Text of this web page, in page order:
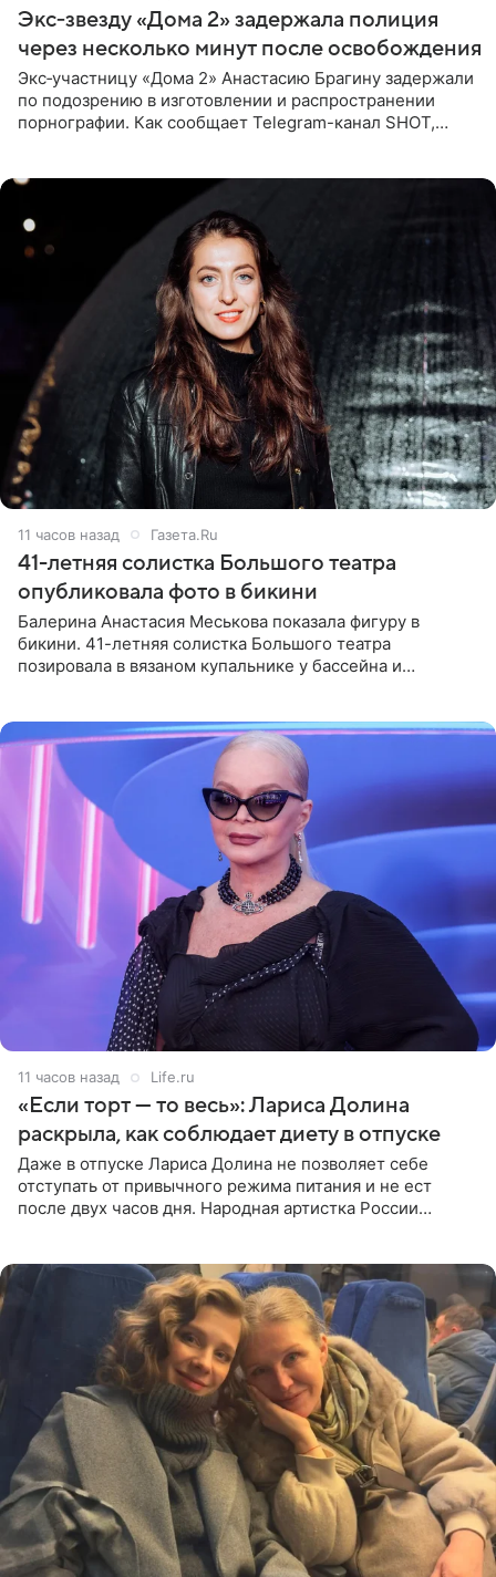
Экс‑звезду «Дома 2» задержала полиция
через несколько минут после освобождения
Экс‑участницу «Дома 2» Анастасию Брагину задержали
по подозрению в изготовлении и распространении
порнографии. Как сообщает Telegram-канал SHOT,
11 часов назад Газета.Ru
41-летняя солистка Большого театра
опубликовала фото в бикини
Балерина Анастасия Меськова показала фигуру в
бикини. 41-летняя солистка Большого театра
позировала в вязаном купальнике у бассейна и
11 часов назад Life.ru
«Если торт — то весь»: Лариса Долина
раскрыла, как соблюдает диету в отпуске
Даже в отпуске Лариса Долина не позволяет себе
отступать от привычного режима питания и не ест
после двух часов дня. Народная артистка России